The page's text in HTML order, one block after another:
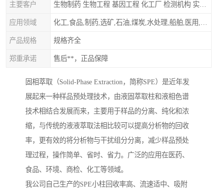
主要客户
应用领域
产品规格 规格齐全
郑重承诺 售后**，正品保障
固相萃取（Solid-Phase Extraction，简称SPE）是近年发
展起来一种样品预处理技术，由液固萃取柱和液相色谱
技术相结合发展而来，主要用于样品的分离、纯化和浓
缩，与传统的液液萃取法相比较可以提高分析物的回收
率，更有效的将分析物与干扰组分分离，减少样品预处
理过程，操作简单、省时、省力。广泛的应用在医药、
食品、环境、商检、化工等领域。
我公司自己生产的SPE小柱回收率高、流速适中、吸附